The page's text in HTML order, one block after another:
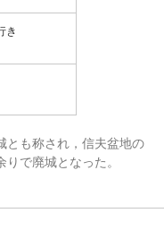
き
とも称され，信夫盆地の
で廃城となった。